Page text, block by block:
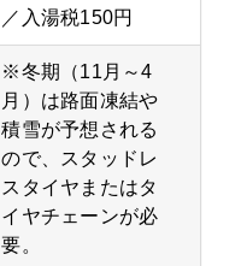
／入湯税150円
※冬期（11月～4
月）は路面凍結や
積雪が予想される
ので、スタッドレ
スタイヤまたはタ
イヤチェーンが必
要。